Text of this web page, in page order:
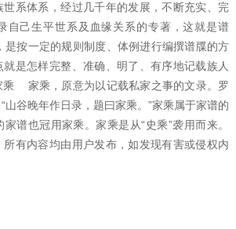
系体系，经过几千年的发展，不断充实、完
自己生平世系及血缘关系的专著，这就是谱
按一定的规则制度、体例进行编撰谱牒的方
是怎样完整、准确、明了、有序地记载族人
乘 家乘，原意为以记载私家之事的文录。罗
山谷晚年作日录，题曰家乘。”家乘属于家谱的
谱也冠用家乘。家乘是从“史乘”袭用而来。
有内容均由用户发布，如发现有害或侵权内